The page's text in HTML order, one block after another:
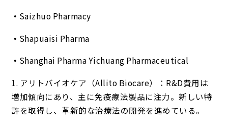
Saizhuo Pharmacy
Shapuaisi Pharma
Shanghai Pharma Yichuang Pharmaceutical
1. アリトバイオケア（Allito Biocare）：R&D費用は
増加傾向にあり、主に免疫療法製品に注力。新しい特
許を取得し、革新的な治療法の開発を進めている。